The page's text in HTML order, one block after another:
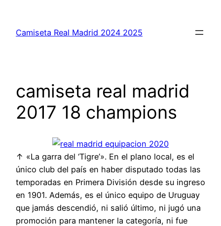
contenido
Camiseta Real Madrid 2024 2025
camiseta real madrid
2017 18 champions
↑ «La garra del ‘Tigre’». En el plano local, es el
único club del país en haber disputado todas las
temporadas en Primera División desde su ingreso
en 1901. Además, es el único equipo de Uruguay
que jamás descendió, ni salió último, ni jugó una
promoción para mantener la categoría, ni fue